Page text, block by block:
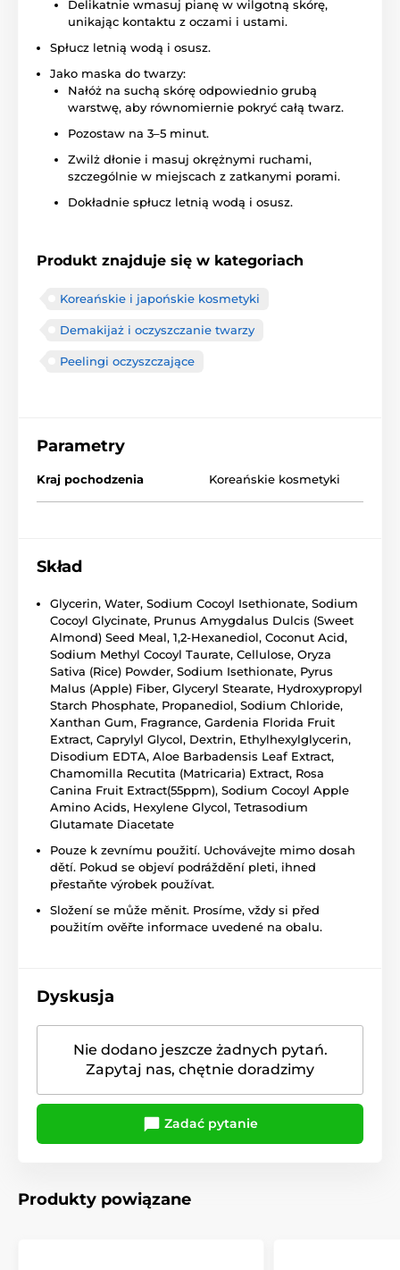
Delikatnie wmasuj pianę w wilgotną skórę,
unikając kontaktu z oczami i ustami.
Spłucz letnią wodą i osusz.
Jako maska do twarzy:
Nałóż na suchą skórę odpowiednio grubą
warstwę, aby równomiernie pokryć całą twarz.
Pozostaw na 3–5 minut.
Zwilż dłonie i masuj okrężnymi ruchami,
szczególnie w miejscach z zatkanymi porami.
Dokładnie spłucz letnią wodą i osusz.
Produkt znajduje się w kategoriach
Koreańskie i japońskie kosmetyki
Demakijaż i oczyszczanie twarzy
Peelingi oczyszczające
Parametry
Kraj pochodzenia Koreańskie kosmetyki
Skład
Glycerin, Water, Sodium Cocoyl Isethionate, Sodium
Cocoyl Glycinate, Prunus Amygdalus Dulcis (Sweet
Almond) Seed Meal, 1,2-Hexanediol, Coconut Acid,
Sodium Methyl Cocoyl Taurate, Cellulose, Oryza
Sativa (Rice) Powder, Sodium Isethionate, Pyrus
Malus (Apple) Fiber, Glyceryl Stearate, Hydroxypropyl
Starch Phosphate, Propanediol, Sodium Chloride,
Xanthan Gum, Fragrance, Gardenia Florida Fruit
Extract, Caprylyl Glycol, Dextrin, Ethylhexylglycerin,
Disodium EDTA, Aloe Barbadensis Leaf Extract,
Chamomilla Recutita (Matricaria) Extract, Rosa
Canina Fruit Extract(55ppm), Sodium Cocoyl Apple
Amino Acids, Hexylene Glycol, Tetrasodium
Glutamate Diacetate
Pouze k zevnímu použití. Uchovávejte mimo dosah
dětí. Pokud se objeví podráždění pleti, ihned
přestaňte výrobek používat.
Složení se může měnit. Prosíme, vždy si před
použitím ověřte informace uvedené na obalu.
Dyskusja
Nie dodano jeszcze żadnych pytań.
Zapytaj nas, chętnie doradzimy
Zadać pytanie
Produkty powiązane